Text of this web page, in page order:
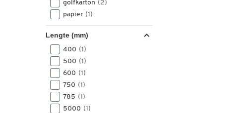
golfkarton (2)
papier (1)
Lengte (mm)
400 (1)
500 (1)
600 (1)
750 (1)
785 (1)
5000 (1)